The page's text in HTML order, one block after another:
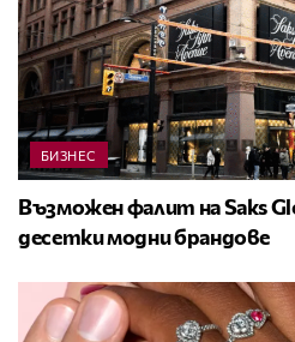
БИЗНЕС
Възможен фалит на Saks
десетки модни брандове